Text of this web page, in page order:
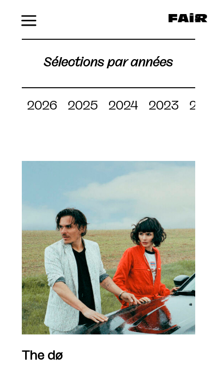
Sélections par années
2026 2025 2024 2023
The dø